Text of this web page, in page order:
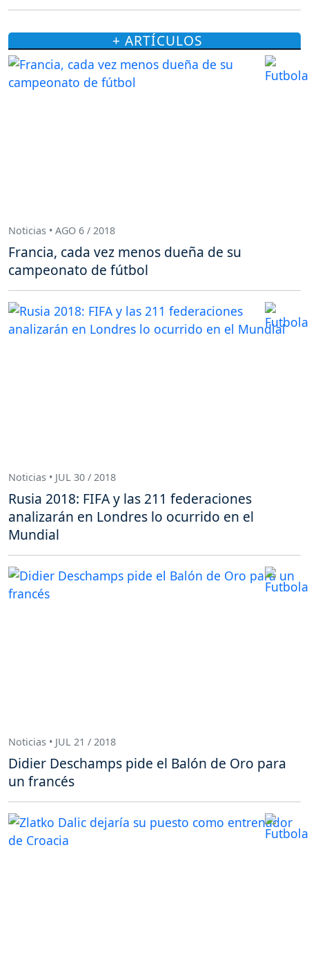
+ ARTÍCULOS
Noticias • AGO 6 / 2018
Francia, cada vez menos dueña de su
campeonato de fútbol
Noticias • JUL 30 / 2018
Rusia 2018: FIFA y las 211 federaciones
analizarán en Londres lo ocurrido en el
Mundial
Noticias • JUL 21 / 2018
Didier Deschamps pide el Balón de Oro para
un francés